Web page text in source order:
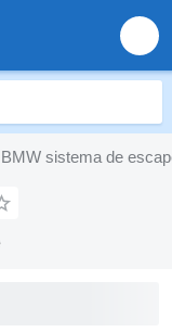
BMW sistema de